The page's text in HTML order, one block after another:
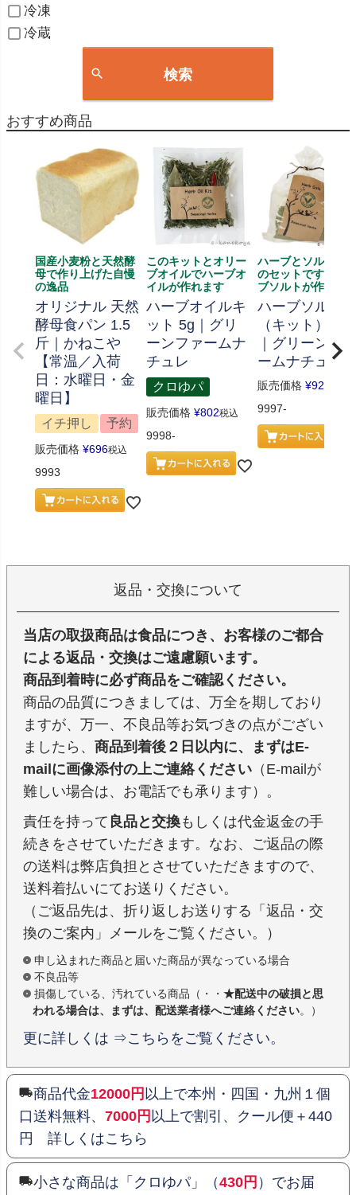
冷凍
冷蔵
検索
おすすめ商品
国産小麦粉と天然酵
母で作り上げた自慢
の逸品
オリジナル 天然
酵母食パン 1.5
斤｜かねこや
【常温／入荷
日：水曜日・金
曜日】
イチ押し 予約
販売価格 ¥696税込
9993
このキットとオリー
ブオイルでハーブオ
イルが作れます
ハーブオイルキ
ット 5g｜グリ
ーンファームナ
チュレ
クロゆパ
販売価格 ¥802税込
9998-
ハーブとソルト、
のセットです、ハ
ブソルトが作れま
ハーブソルト
（キット） 70g
｜グリーンフ
ームナチュレ
販売価格 ¥926
9997-
返品・交換について
当店の取扱商品は食品につき、お客様のご都合
による返品・交換はご遠慮願います。
商品到着時に必ず商品をご確認ください。
商品の品質につきましては、万全を期しており
ますが、万一、不良品等お気づきの点がござい
ましたら、 商品到着後２日以内に、まずはE-
mailに画像添付の上ご連絡ください （E-mailが
難しい場合は、お電話でも承ります）。
責任を持って 良品と交換もしくは代金返金の手
続きをさせていただきます。なお、ご返品の際
の送料は弊店負担とさせていただきますので、
送料着払いにてお送りください。
（ご返品先は、折り返しお送りする「返品・交
換のご案内」メールをご覧ください。）
申し込まれた商品と届いた商品が異なっている場合
不良品等
損傷している、汚れている商品（・・ ★配送中の破損と思
われる場合は、まずは、配送業者様へご連絡ください。）
更に詳しくは ⇒こちらをご覧ください。
商品代金12000円 以上で本州・四国・九州１個
口送料無料、 7000円 以上で割引、クール便＋440
円 詳しくはこちら
小さな商品は「クロゆパ」（430円 ）でお届